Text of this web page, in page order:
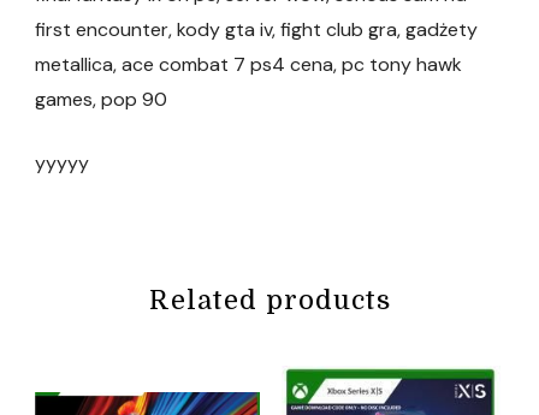
first encounter, kody gta iv, fight club gra, gadżety
metallica, ace combat 7 ps4 cena, pc tony hawk
games, pop 90
yyyyy
Related products